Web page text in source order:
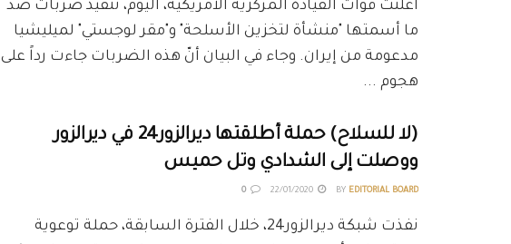
أعلنت قوات القيادة المركزية الأمريكية، اليوم، تتفيذ ضربات ضد
ما أسمتها "منشأة لتخزين الأسلحة" و"مقر لوجستي" لميليشيا
مدعومة من إيران. وجاء في البيان أنّ هذه الضربات جاءت رداً على
هجوم ...
(لا للسلاح) حملة أطلقتها ديرالزور24 في ديرالزور
ووصلت إلى الشدادي وتل حميس
BY EDITORIAL BOARD
0
نفذت شبكة ديرالزور24، خلال الفترة السابقة، حملة توعوية